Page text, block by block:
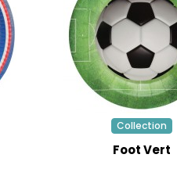
Collection
Foot Vert